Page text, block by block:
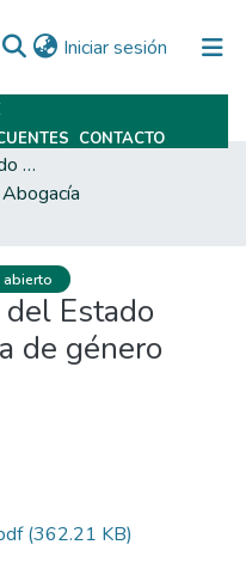
Iniciar sesión (current)
CONTACTO
Trabajos Finales De Grado Y Posgrado
Abogacía
abierto
Estado
de género
(362.21 KB)